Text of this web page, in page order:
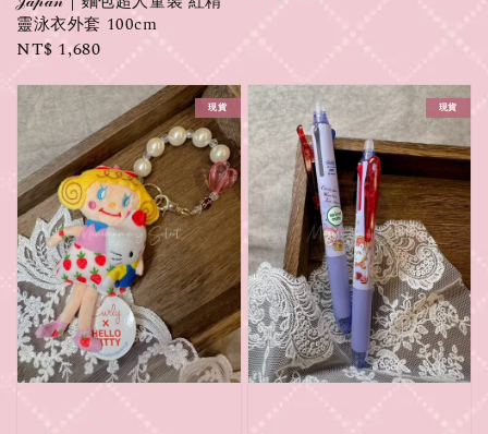
靈泳衣外套 100cm
Regular
NT$ 1,680
現貨 現貨